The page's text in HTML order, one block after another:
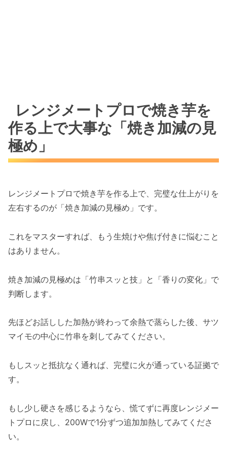
レンジメートプロで焼き芋を
作る上で大事な「焼き加減の見
極め」
レンジメートプロで焼き芋を作る上で、完璧な仕上がりを
左右するのが「焼き加減の見極め」です。
これをマスターすれば、もう生焼けや焦げ付きに悩むこと
はありません。
焼き加減の見極めは「竹串スッと技」と「香りの変化」で
判断します。
先ほどお話しした加熱が終わって余熱で蒸らした後、サツ
マイモの中心に竹串を刺してみてください。
もしスッと抵抗なく通れば、完璧に火が通っている証拠で
す。
もし少し硬さを感じるようなら、慌てずに再度レンジメー
トプロに戻し、200Wで1分ずつ追加加熱してみてくださ
い。